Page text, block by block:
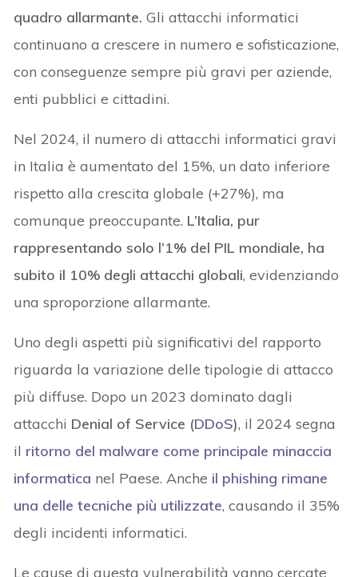
quadro allarmante.Gli attacchi informatici
continuano a crescere in numero e sofisticazione,
con conseguenze sempre più gravi per aziende,
enti pubblici e cittadini.
Nel 2024, il numero di attacchi informatici gravi
in Italia è aumentato del 15%, un dato inferiore
rispetto alla crescita globale (+27%), ma
comunque preoccupante. L’Italia, pur
rappresentando solo l’1% del PIL mondiale, ha
subito il 10% degli attacchi globali, evidenziando
una sproporzione allarmante.
Uno degli aspetti più significativi del rapporto
riguarda la variazione delle tipologie di attacco
più diffuse. Dopo un 2023 dominato dagli
attacchi Denial of Service (DDoS), il 2024 segna
il ritorno del malware come principale minaccia
informatica nel Paese. Anche il phishing rimane
una delle tecniche più utilizzate, causando il 35%
degli incidenti informatici.
Le cause di questa vulnerabilità vanno cercate